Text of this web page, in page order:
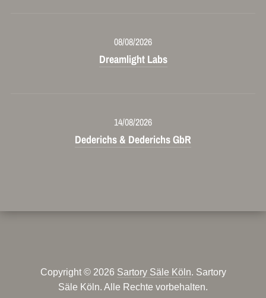
08/08/2026
Dreamlight Labs
14/08/2026
Dederichs & Dederichs GbR
Copyright © 2026 Sartory Säle Köln. Sartory
Säle Köln. Alle Rechte vorbehalten.